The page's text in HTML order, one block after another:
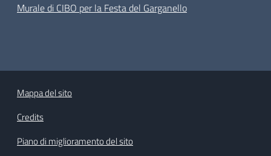
Murale di CIBO per la Festa del Garganello
Mappa del sito
Credits
Piano di miglioramento del sito